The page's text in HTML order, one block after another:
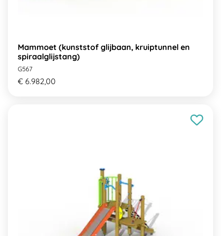
Mammoet (kunststof glijbaan, kruiptunnel en
spiraalglijstang)
G567
€ 6.982,00